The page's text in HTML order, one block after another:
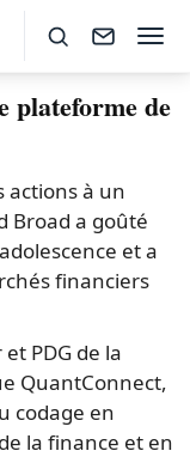
plateforme de
actions à un
Broad a goûté
et a
financiers
PDG de la
QuantConnect,
codage en
la finance et en